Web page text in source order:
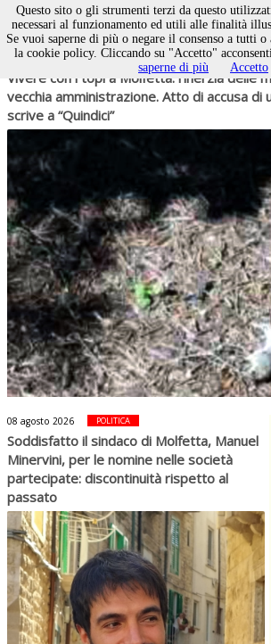
08 agosto 2026 ATTUALITÀ
Vivere con i topi a Molfetta: l’inerzia delle
vecchia amministrazione. Atto di accusa di
scrive a “Quindici”
08 agosto 2026 POLITICA
Soddisfatto il sindaco di Molfetta, Manuel
Minervini, per le nomine nelle società
partecipate: discontinuità rispetto al
passato
Questo sito o gli strumenti terzi da questo
necessari al funzionamento ed utili alle finalità
Se vuoi saperne di più o negare il consenso a tutti
la cookie policy. Cliccando su "Accetto"
saperne di più
Accetto